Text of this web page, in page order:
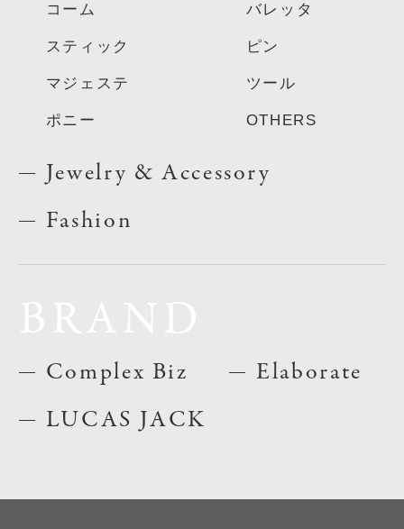
コーム
スティック
マジェステ
ポニー
バレッタ
ピン
ツール
OTHERS
Jewelry & Accessory
Fashion
Complex Biz
LUCAS JACK
Elaborate